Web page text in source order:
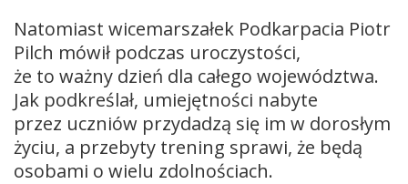
Natomiast wicemarszałek Podkarpacia Piotr
Pilch mówił podczas uroczystości,
że to ważny dzień dla całego województwa.
Jak podkreślał, umiejętności nabyte
przez uczniów przydadzą się im w dorosłym
życiu, a przebyty trening sprawi, że będą
osobami o wielu zdolnościach.